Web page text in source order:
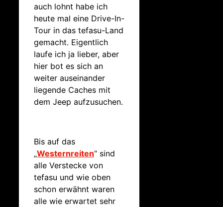
auch lohnt habe ich
heute mal eine Drive-In-
Tour in das tefasu-Land
gemacht. Eigentlich
laufe ich ja lieber, aber
hier bot es sich an
weiter auseinander
liegende Caches mit
dem Jeep aufzusuchen.
Bis auf das
„Westernreiten“ sind
alle Verstecke von
tefasu und wie oben
schon erwähnt waren
alle wie erwartet sehr